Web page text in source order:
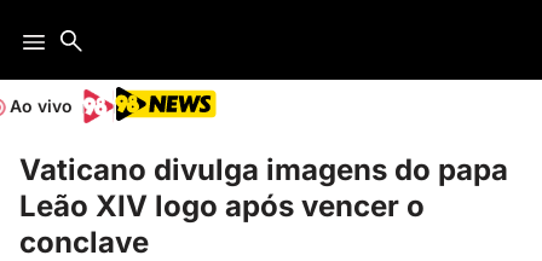
Ao vivo
Vaticano divulga imagens do papa
Leão XIV logo após vencer o
conclave